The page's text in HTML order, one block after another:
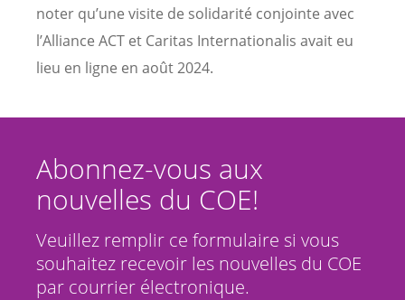
noter qu’une visite de solidarité conjointe avec
l’Alliance ACT et Caritas Internationalis avait eu
lieu en ligne en août 2024.
Abonnez-vous aux
nouvelles du COE!
Veuillez remplir ce formulaire si vous
souhaitez recevoir les nouvelles du COE
par courrier électronique.